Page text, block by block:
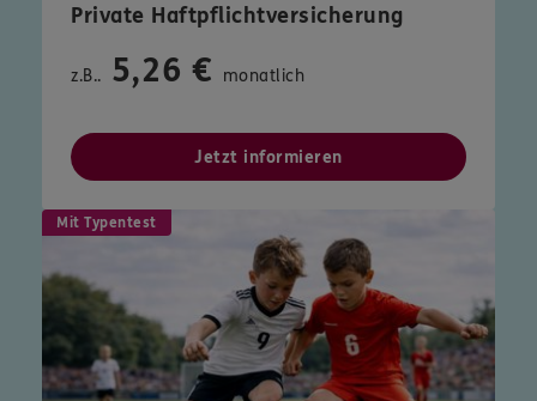
Private Haftpflichtversicherung
z.B.. 5,26 € monatlich
Jetzt informieren
Mit Typentest